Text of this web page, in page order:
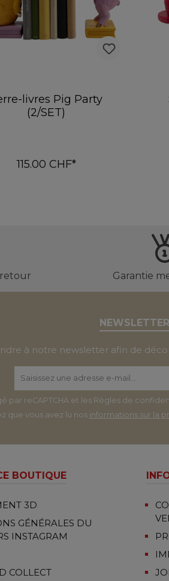
livres Pig Party
(2/SET)
115.00 CHF*
Garantie
NEWSLETTER
à notre newsletter afin de
e-
mail*
par reCAPTCHA et les Règles de
que vous avez lu nos informations sur la
BOUTIQUE
3D
GÉNÉRALES DU
INSTAGRAM
COLLECT